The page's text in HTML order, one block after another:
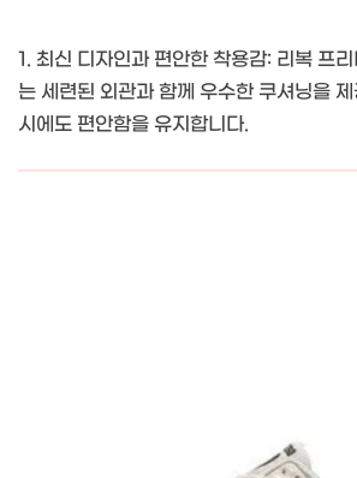
1. 최신 디자인과 편안한 착용감: 리복 프
는 세련된 외관과 함께 우수한 쿠셔닝을
시에도 편안함을 유지합니다.